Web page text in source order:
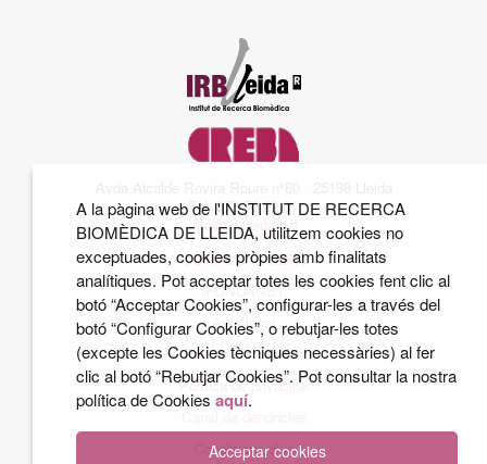
Tel. 973 70 22 01
info@irblleida.cat
CORREU INTERN
iFUNDANET
Avís legal
Política de cookies
Política de privacitat
Canal de denúncies
Condicions d'ús
A la pàgina web de l'INSTITUT DE RECERCA
BIOMÈDICA DE LLEIDA, utilitzem cookies no
exceptuades, cookies pròpies amb finalitats
analítiques. Pot acceptar totes les cookies fent clic al
botó “Acceptar Cookies”, configurar-les a través del
botó “Configurar Cookies”, o rebutjar-les totes
(excepte les Cookies tècniques necessàries) al fer
clic al botó “Rebutjar Cookies”. Pot consultar la nostra
política de Cookies aquí.
Acceptar cookies